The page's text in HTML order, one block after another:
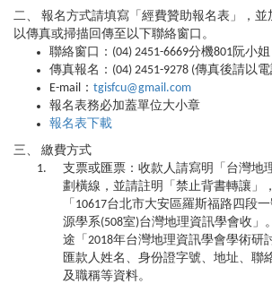
二、 報名方式請填寫「經費贊助報名表」，並
以傳真或掃描回傳至以下聯絡窗口。
聯絡窗口：(04) 2451-6669分機801阮小姐
傳真報名：(04) 2451-9278 (傳真後請以
E-mail： tgisfcu@gmail.com
報名表務必加蓋單位大小章
報名表下載
三、 繳費方式
支票或匯票：收款人請寫明「台灣地
劃橫線，並請註明「禁止背書轉讓」
「10617台北市大安區羅斯福路四段
源學系(508室)台灣地理資訊學會收」
途「2018年台灣地理資訊學會學術研
匯款人姓名、身份證字號、地址、聯
及職稱等資料。